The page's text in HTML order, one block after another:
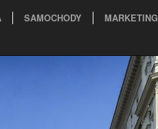
SAMOCHODY MARKETING